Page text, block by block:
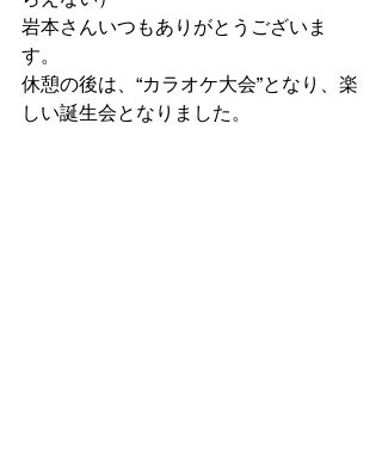
岩本さんいつもありがとうございま
す。
休憩の後は、“カラオケ大会”となり、楽
しい誕生会となりました。